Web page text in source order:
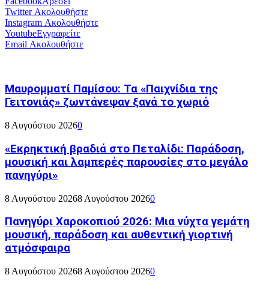
TwitterΑκολουθήστε
Instagram Ακολουθήστε
YoutubeΕγγραφείτε
Email Ακολουθήστε
Μαυρομματί Παμίσου: Τα «Παιχνίδια της
Γειτονιάς» ζωντάνεψαν ξανά το χωριό
8 Αυγούστου 20260
«Εκρηκτική βραδιά στο Πεταλίδι: Παράδοση,
μουσική και λαμπερές παρουσίες στο μεγάλο
πανηγύρι»
8 Αυγούστου 20268 Αυγούστου 20260
Πανηγύρι Χαροκοπιού 2026: Μια νύχτα γεμάτη
μουσική, παράδοση και αυθεντική γιορτινή
ατμόσφαιρα
8 Αυγούστου 20268 Αυγούστου 20260